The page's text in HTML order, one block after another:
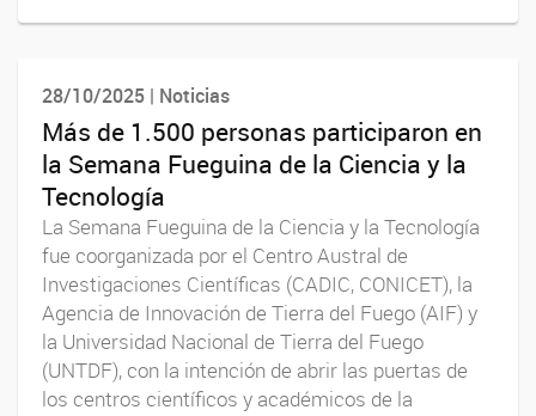
28/10/2025 | Noticias
Más de 1.500 personas participaron en
la Semana Fueguina de la Ciencia y la
Tecnología
La Semana Fueguina de la Ciencia y la Tecnología
fue coorganizada por el Centro Austral de
Investigaciones Científicas (CADIC, CONICET), la
Agencia de Innovación de Tierra del Fuego (AIF) y
la Universidad Nacional de Tierra del Fuego
(UNTDF), con la intención de abrir las puertas de
los centros científicos y académicos de la